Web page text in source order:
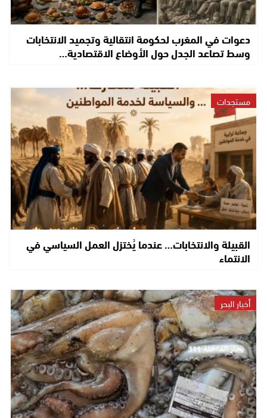
دعوات في المغرب لحكومة انتقالية وتجميد الانتخابات
وسط تصاعد الجدل حول الأوضاع الاقتصادية…
مستجدات
القبيلة والانتخابات… عندما يُختزل العمل السياسي في
الانتماء
أخبار البحر